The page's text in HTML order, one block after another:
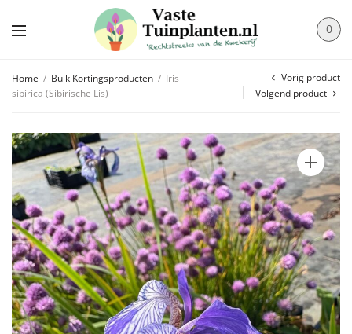
0
Home / Bulk Kortingsproducten / Iris
sibirica (Sibirische Lis)
Vorig product
Volgend product